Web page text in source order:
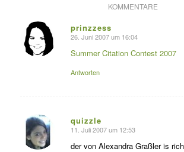
KOMMENTARE
prinzzess
s
agte:
26. Juni 2007 um 16:04
Summer Citation Contest 2007
Antworten
quizzle
s
agte:
11. Juli 2007 um 12:53
der von Alexandra Graßler is